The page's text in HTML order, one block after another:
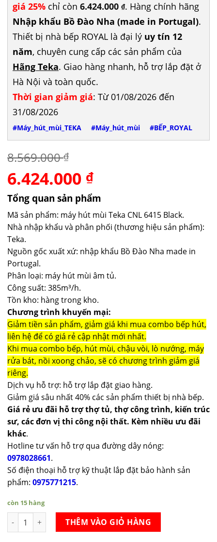
giá 25% chỉ còn 6.424.000 ₫. Hàng chính hãng
Nhập khẩu Bồ Đào Nha (made in Portugal).
Thiết bị nhà bếp ROYAL là đại lý uy tín 12
năm, chuyên cung cấp các sản phẩm của
Hãng Teka. Giao hàng nhanh, hỗ trợ lắp đặt ở
Hà Nội và toàn quốc.
Thời gian giảm giá: Từ 01/08/2026 đến
31/08/2026
#Máy_hút_mùi_TEKA #Máy_hút_mùi #BẾP_ROYAL
8.569.000₫
Giá
gốc
là:
8.569.000 ₫.
6.424.000 ₫Giá
tại
là:
6.424.000 ₫.
Tổng quan sản phẩm
Mã sản phẩm: máy hút mùi Teka CNL 6415 Black.
Nhà nhập khẩu và phân phối (thương hiệu sản phẩm):
Teka.
Nguồn gốc xuất xứ: nhập khẩu Bồ Đào Nha made in
Portugal.
Phân loại: máy hút mùi âm tủ.
Công suất: 385m³/h.
Tồn kho: hàng trong kho.
Chương trình khuyến mại:
Giảm tiền sản phẩm, giảm giá khi mua combo bếp hút,
liên hệ để có giá rẻ cập nhật mới nhất.
Khi mua combo bếp, hút mùi, chậu vòi, lò nướng, máy
rửa bát, nồi xoong chảo, sẽ có chương trình giảm giá
riêng.
Dịch vụ hỗ trợ: hỗ trợ lắp đặt giao hàng.
Giảm giá sâu nhất 40% các sản phẩm thiết bị nhà bếp.
Giá rẻ ưu đãi hỗ trợ thợ tủ, thợ công trình, kiến trúc
sư, các đơn vị thi công nội thất. Kèm nhiều ưu đãi
khác.
Hotline tư vấn hỗ trợ qua đường dây nóng:
0978028661.
Số điện thoại hỗ trợ kỹ thuật lắp đặt bảo hành sản
phẩm: 0975771215.
còn 15 hàng
Máy hút mùi Teka CNL 6415 Black số lượng
THÊM VÀO GIỎ HÀNG